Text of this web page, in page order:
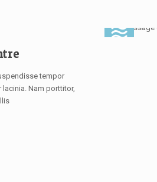
tempor
Nam porttitor,